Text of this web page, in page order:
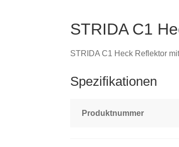
STRIDA C1
STRIDA C1 Heck Reflektor
Spezifikationen
Produktnummer